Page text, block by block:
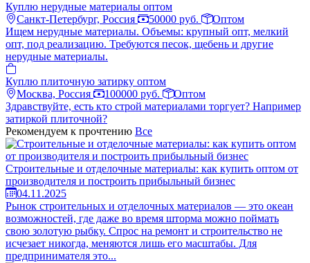
Куплю нерудные материалы оптом
Санкт-Петербург, Россия
50000 руб.
Оптом
Ищем нерудные материалы. Объемы: крупный опт, мелкий
опт, под реализацию. Требуются песок, щебень и другие
нерудные материалы.
Куплю плиточную затирку оптом
Москва, Россия
100000 руб.
Оптом
Здравствуйте, есть кто строй материалами торгует? Например
затиркой плиточной?
Рекомендуем к прочтению Все
Строительные и отделочные материалы: как купить оптом от
производителя и построить прибыльный бизнес
04.11.2025
Рынок строительных и отделочных материалов — это океан
возможностей, где даже во время шторма можно поймать
свою золотую рыбку. Спрос на ремонт и строительство не
исчезает никогда, меняются лишь его масштабы. Для
предпринимателя это...